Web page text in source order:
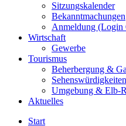
Sitzungskalender
Bekanntmachungen
Anmeldung (Login
Wirtschaft
Gewerbe
Tourismus
Beherbergung &
Sehenswürdigkeiten
Umgebung & Elb-
Aktuelles
Start